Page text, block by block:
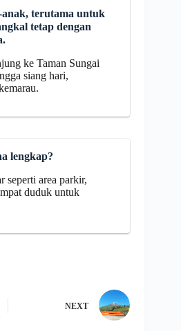
terutama untuk
tetap dengan
ke Taman Sungai
siang hari,
lengkap?
seperti area parkir,
duduk untuk
NEXT